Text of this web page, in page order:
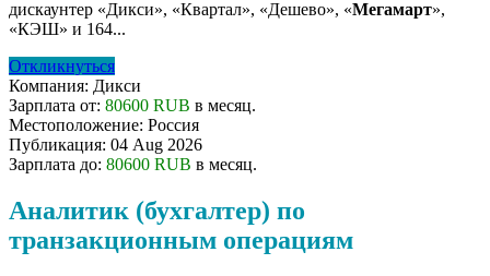
дискаунтер «Дикси», «Квартал», «Дешево», «Мегамарт»,
«КЭШ» и 164...
Откликнуться
Компания: Дикси
Зарплата от: 80600 RUB в месяц.
Местоположение: Россия
Публикация: 04 Aug 2026
Зарплата до: 80600 RUB в месяц.
Аналитик (бухгалтер) по
транзакционным операциям